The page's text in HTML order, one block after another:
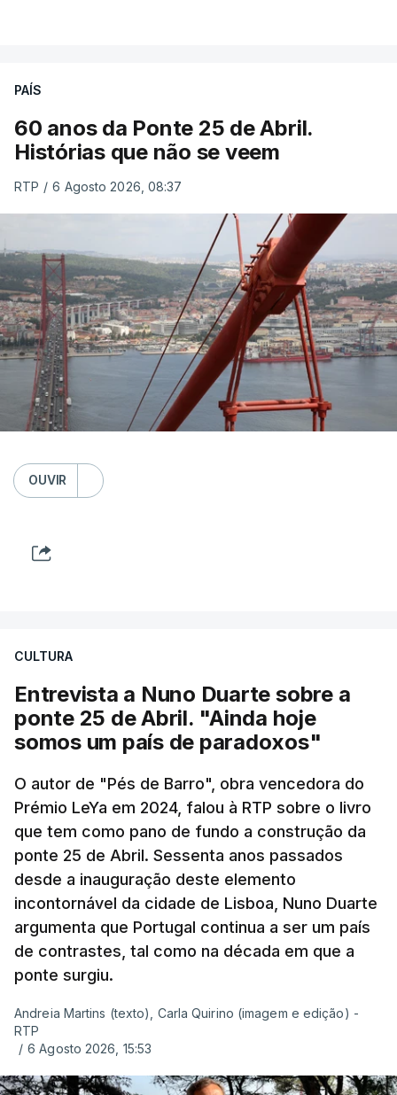
PAÍS
60 anos da Ponte 25 de Abril.
Histórias que não se veem
RTP / 6 Agosto 2026, 08:37
OUVIR
CULTURA
Entrevista a Nuno Duarte sobre a
ponte 25 de Abril. "Ainda hoje
somos um país de paradoxos"
O autor de "Pés de Barro", obra vencedora do
Prémio LeYa em 2024, falou à RTP sobre o livro
que tem como pano de fundo a construção da
ponte 25 de Abril. Sessenta anos passados
desde a inauguração deste elemento
incontornável da cidade de Lisboa, Nuno Duarte
argumenta que Portugal continua a ser um país
de contrastes, tal como na década em que a
ponte surgiu.
Andreia Martins (texto), Carla Quirino (imagem e edição) -
RTP
/ 6 Agosto 2026, 15:53